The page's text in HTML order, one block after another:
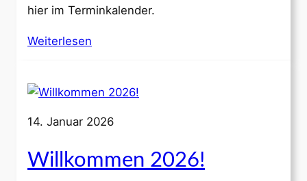
hier im Terminkalender.
Weiterlesen
14. Januar 2026
Willkommen 2026!